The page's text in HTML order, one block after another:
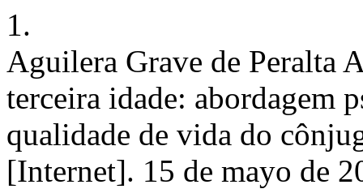
1.
Aguilera Grave de Peralta
terceira idade: abordagem
qualidade de vida do
[Internet]. 15 de mayo de